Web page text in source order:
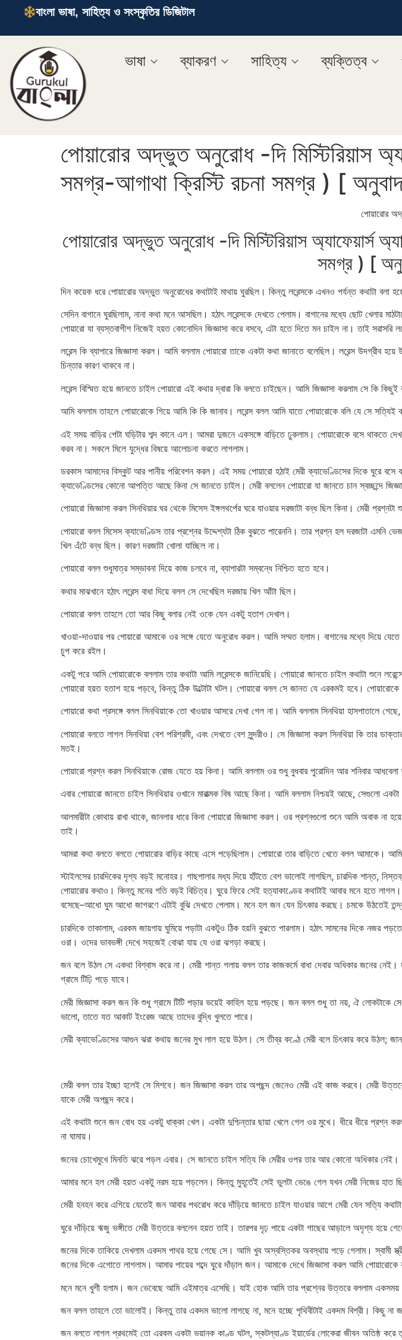
বাংলা ভাষা, সাহিত্য ও সংস্কৃতির ডিজিটাল
ভাষা ব্যাকরণ সাহিত্য ব্যক্তিত্ব
পোয়ারোর অদ্ভুত অনুরোধ -দি মিস্টিরিয়াস
সমগ্র-আগাথা ক্রিস্টি রচনা সমগ্র ) [
পোয়ারোর
পোয়ারোর অদ্ভুত অনুরোধ -দি মিস্টিরিয়াস অ্যাফেয়ার্স
সমগ্র ) [
দিন কয়েক ধরে পোয়ারোর অদ্ভুত অনুরোধের কথাটাই মাথায় ঘুরছিল। কিন্তু লরেন্সকে এখনও পর্যন্ত কথাটা বলা
সেদিন বাগানে ঘুরছিলাম, নানা কথা মনে আসছিল। হঠাৎ লরেন্সকে দেখতে পেলাম। বাগানের মধ্যে ছোট খেলার
পোয়ারো যা ব্যস্তবাগীশ নিজেই হয়ত কোনোদিন জিজ্ঞাসা করে বসবে, এটা হতে দিতে মন চাইল না। তাই সরাসরি
লরেন্স কি ব্যাপারে জিজ্ঞাসা করল। আমি বললাম পোয়ারো তাকে একটা কথা জানাতে বলেছিল। লরেন্স
চিন্তার কারণ থাকবে না।
লরেন্স বিস্মিত হয়ে জানতে চাইল পোয়ারো এই কথার দ্বারা কি বলতে চাইছেন। আমি জিজ্ঞাসা করলাম সে কি কিছুই
আমি বললাম তাহলে পোয়ারোকে গিয়ে আমি কি কি জানাব। লরেন্স বলল আমি যাতে পোয়ারোকে বলি যে সে সত্যিই
এই সময় বাড়ির পেটা ঘড়িটার শব্দ কানে এল। আমরা দুজনে একসঙ্গে বাড়িতে ঢুকলাম। পোয়ারোকে বসে থাকতে
করব না। সকলে মিলে যুদ্ধের বিষয়ে আলোচনা করতে লাগলাম।
ডরকাস আমাদের বিস্কুট আর পানীয় পরিবেশন করল। এই সময় পোয়ারো হঠাই মেরী ক্যাভেণ্ডিসের দিকে ঘুরে
ক্যাভেণ্ডিসের কোনো আপত্তি আছে কিনা সে জানতে চাইল। মেরী বললেন পোয়ারো যা জানতে চান স্বচ্ছন্দে
পোয়ারো জিজ্ঞাসা করল সিনথিয়ার ঘর থেকে মিসেস ইঙ্গলথর্পের ঘরে যাওয়ার দরজাটা বন্ধ ছিল কিনা। মেরী
পোয়ারো বলল মিসেস ক্যাভেণ্ডিস তার প্রশ্নের উদ্দেশ্যটা ঠিক বুঝতে পারেননি। তার প্রশ্ন হল দরজাটা এমনি
খিল এঁটে বন্ধ ছিল। কারণ দরজাটা খোলা যাচ্ছিল না।
পোয়ারো বলল শুধুমাত্র সম্ভাবনা দিয়ে কাজ চলবে না, ব্যাপারটা সম্বন্ধে নিশ্চিত হতে হবে।
কথার মাঝখানে হঠাৎ লরেন্স বাধা দিয়ে বলল সে দেখেছিল দরজায় খিল আঁটা ছিল।
পোয়ারো বলল তাহলে তো আর কিছু বলার নেই ওকে যেন একটু হতাশ দেখাল।
খাওয়া-দাওয়ার পর পোয়ারো আমাকে ওর সঙ্গে যেতে অনুরোধ করল। আমি সম্মত হলাম। বাগানের মধ্যে দিয়ে
চুপ করে রইল।
একটু পরে আমি পোয়ারোকে বললাম তার কথাটা আমি লরেন্সকে জানিয়েছি। পোয়ারো জানতে চাইল কথাটা শুনে
পোয়ারো হয়ত হতাশ হয়ে পড়বে, কিন্তু ঠিক উল্টোটা ঘটল। পোয়ারো বলল সে জানত যে এরকমই হবে।
পোয়ারো কথা প্রসঙ্গে বলল সিনথিয়াকে তো খাওয়ার আসরে দেখা গেল না। আমি বললাম সিনথিয়া হাসপাতালে
পোয়ারো বলতে লাগল সিনথিয়া বেশ পরিশ্রমী, এবং দেখতে বেশ সুন্দরীও। সে জিজ্ঞাসা করল সিনথিয়া কি তার
মতই।
পোয়ারো প্রশ্ন করল সিনথিয়াকে রোজ যেতে হয় কিনা। আমি বললাম ওর শুধু বুধবার পুরোদিন আর শনিবার আধবেলা
এবার পোয়ারো জানতে চাইল সিনথিয়ার ওখানে মারাত্মক বিষ আছে কিনা। আমি বললাম নিশ্চয়ই আছে, সেগুলো একটা
আলমারীটা কোথায় রাখা থাকে, জানলার ধারে কিনা পোয়ারো জিজ্ঞাসা করল। ওর প্রশ্নগুলো শুনে আমি অবাক
তাই।
আমরা কথা বলতে বলতে পোয়ারোর বাড়ির কাছে এসে পড়েছিলাম। পোয়ারো তার বাড়িতে খেতে বলল আমাকে।
স্টাইলসের চারদিকের দৃশ্য বড়ই মনোহর। গাছপালার মধ্য দিয়ে হাঁটতে বেশ ভালোই লাগছিল, চারদিক শান্ত,
পোয়ারোর কথাও। কিন্তু মনের গতি বড়ই বিচিত্র। ঘুরে ফিরে সেই হত্যাকাণ্ডের কথাটাই আবার মনে হতে
বসেছে–আধো ঘুম আধো জাগরণে এটাই বুঝি দেখতে পেলাম। মনে হল জন যেন চিৎকার করছে। চমকে উঠতেই
চারদিকে তাকালাম, এরকম জায়গায় ঘুমিয়ে পড়াটা একটুও ঠিক হয়নি বুঝতে পারলাম। হঠাৎ সামনের দিকে নজর
ওরা। ওদের ভাবভঙ্গী দেখে সহজেই বোঝা যায় যে ওরা ঝগড়া করছে।
জন বলে উঠল সে একথা বিশ্বাস করে না। মেরী শান্ত গলায় বলল তার কাজকর্মে বাধা দেবার অধিকার জনের
গ্রামে টিঢ়ি পড়ে যাবে।
মেরী জিজ্ঞাসা করল জন কি শুধু গ্রামে টিটি পড়ার ভয়েই কাহিল হয়ে পড়ছে। জন বলল শুধু তা নয়, ঐ
ভালো, তাতে যত আকাট ইংরেজ আছে তাদের বুদ্ধি খুলতে পারে।
মেরী ক্যাভেণ্ডিসের আগুন ঝরা কথায় জনের মুখ লাল হয়ে উঠল। সে তীব্র কণ্ঠে মেরী বলে চিৎকার করে উঠল;
মেরী বলল তার ইচ্ছা হলেই সে মিশবে। জন জিজ্ঞাসা করল তার অপছন্দ জেনেও মেরী এই কাজ করবে। মেরী
যাকে মেরী অপছন্দ করে।
এই কথাটা শুনে জন বোধ হয় একটু ধাক্কা খেল। একটা দুশ্চিন্তার ছায়া খেলে গেল ওর মুখে। ধীরে ধীরে প্রশ্ন
না ঘামায়।
জনের চোখেমুখে মিনতি ঝরে পড়ল এবার। সে জানতে চাইল সত্যি কি মেরীর ওপর তার আর কোনো অধিকার নেই।
আমার মনে হল মেরী হয়ত একটু নরম হয়ে পড়লেন। কিন্তু মুহূর্তেই সেই ভুলটা ভেঙে গেল যখন মেরী নিজের হাত
মেরী হনহন করে এগিয়ে যেতেই জন আবার পথরোধ করে দাঁড়িয়ে জানতে চাইল যাওয়ার আগে মেরী যেন সত্যি কথাটা
ঘুরে দাঁড়িয়ে ঋজু ভঙ্গীতে মেরী উত্তরে বললেন হয়ত তাই। তারপর দৃঢ় পায়ে একটা গাছের আড়ালে অদৃশ্য হয়ে
জনের দিকে তাকিয়ে দেখলাম একদম পাথর হয়ে গেছে সে। আমি খুব অস্বস্তিকর অবস্থায় পড়ে গেলাম। স্বামী
জনের দিকে এগোতে লাগলাম। আমার পায়ের শব্দে ঘুরে দাঁড়াল জন। আমাকে দেখে জিজ্ঞাসা করল আমি
মনে মনে খুশী হলাম। জন ভেবেছে আমি এইমাত্র এসেছি। যাই হোক আমি তার প্রশ্নের উত্তরে বললাম
জন বলল তাহলে তো ভালোই। কিন্তু তার একদম ভালো লাগছে না, মনে হচ্ছে পৃথিবীটাই একদম বিশ্রী। কিছু না
জন বলতে লাগল প্রথমেই তো এরকম একটা ভয়ানক কাণ্ড ঘটল, স্কটল্যাণ্ড ইয়ার্ডের লোকেরা জীবন অতিষ্ঠ